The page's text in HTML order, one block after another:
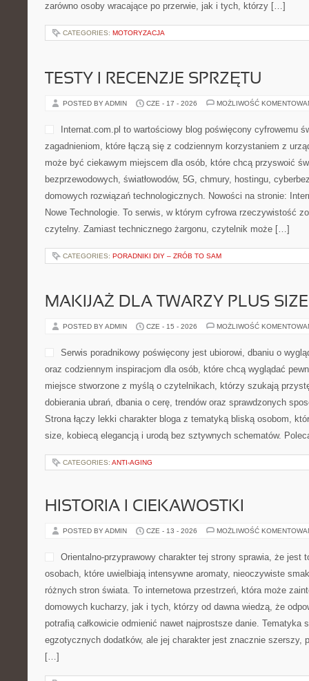
zarówno osoby wracające po przerwie, jak i tych, którzy […]
CATEGORIES: MOTORYZACJA
TESTY I RECENZJE SPRZĘTU
POSTED BY ADMIN CZE - 17 - 2026 MOŻLIWOŚĆ
Internat.com.pl to wartościowy blog poświęcony cyfrowemu
zagadnieniom, które łączą się z codziennym korzystaniem z
może być ciekawym miejscem dla osób, które chcą przyswoić
bezprzewodowych, światłowodów, 5G, chmury, hostingu,
domowych rozwiązań technologicznych. Nowości na stronie:
Nowe Technologie. To serwis, w którym cyfrowa rzeczywistość
czytelny. Zamiast technicznego żargonu, czytelnik może […]
CATEGORIES: PORADNIKI DIY – ZRÓB TO SAM
MAKIJAŻ DLA TWARZY PLUS SIZE
POSTED BY ADMIN CZE - 15 - 2026 MOŻLIWOŚĆ
Serwis poradnikowy poświęcony jest ubiorowi, dbaniu o
oraz codziennym inspiracjom dla osób, które chcą wyglądać
miejsce stworzone z myślą o czytelnikach, którzy szukają
dobierania ubrań, dbania o cerę, trendów oraz sprawdzonych
Strona łączy lekki charakter bloga z tematyką bliską osobom,
size, kobiecą elegancją i urodą bez sztywnych schematów.
CATEGORIES: ANTI-AGING
HISTORIA I CIEKAWOSTKI
POSTED BY ADMIN CZE - 13 - 2026 MOŻLIWOŚĆ
Orientalno-przyprawowy charakter tej strony sprawia, że jest
osobach, które uwielbiają intensywne aromaty, nieoczywiste
różnych stron świata. To internetowa przestrzeń, która może
domowych kucharzy, jak i tych, którzy od dawna wiedzą, że
potrafią całkowicie odmienić nawet najprostsze danie. Tematyka
egzotycznych dodatków, ale jej charakter jest znacznie szerszy,
[…]